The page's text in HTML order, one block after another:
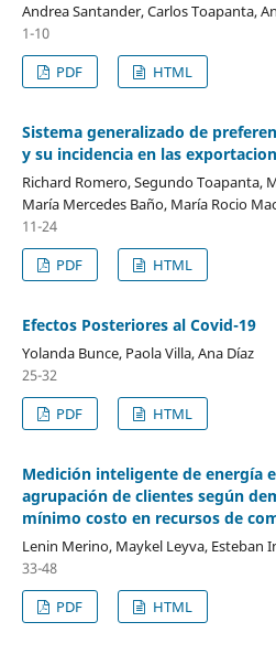
Andrea Santander, Carlos Toapanta,
1-10
PDF
HTML
Sistema generalizado de
y su incidencia en las
Richard Romero, Segundo Toapanta,
María Mercedes Baño, María Rocio
11-24
PDF
HTML
Efectos Posteriores al Covid-19
Yolanda Bunce, Paola Villa, Ana Díaz
25-32
PDF
HTML
Medición inteligente de energía
agrupación de clientes según
mínimo costo en recursos de
Lenin Merino, Maykel Leyva, Esteban
33-48
PDF
HTML